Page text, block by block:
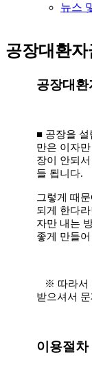
뉴스
공장대환자
공장대환
■ 공장을
만은 이자
장이 안되
들 됩니다.
그렇게 때
되게 한다
자만 내는
좋게 만들
※ 따라서
받으셔서
이용절차